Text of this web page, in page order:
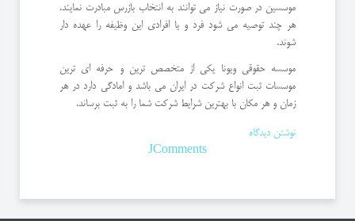
موسسین در صورت نیاز می توانند به انتخاب بازرس مبادرت نمایند.
هر چند توصیه می شود فرد و یا افرادی این وظیفه را عهده دار
شوند.
موسسه حقوقی ویونا یکی از متخصص ترین و حرفه ای ترین
موسسات ثبت انواع شرکت در ایران می باشد و امادگی دارد در هر
زمان و هر مکان با بهترین شرایط شرکت شما را به ثبت برساند.
نوشتن دیدگاه
JComments